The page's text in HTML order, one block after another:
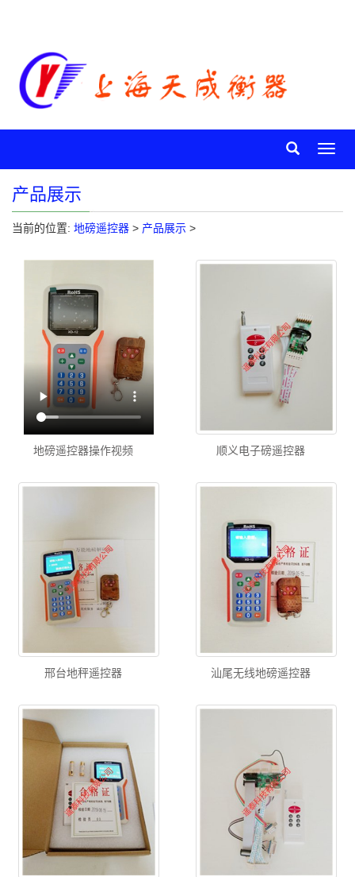
产品展示
当前的位置: 地磅遥控器 > 产品展示 >
地磅遥控器操作视频 顺义电子磅遥控器
邢台地秤遥控器 汕尾无线地磅遥控器